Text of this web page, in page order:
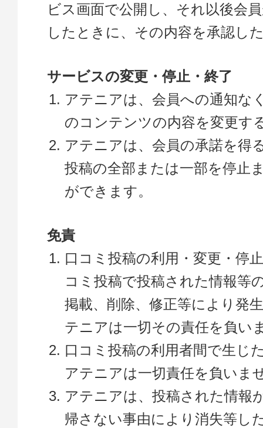
ビス画面で公開し、それ以後会
したときに、その内容を承認し
サービスの変更・停止・終了
アテニアは、会員への通知な
のコンテンツの内容を変更す
アテニアは、会員の承諾を得
投稿の全部または一部を停止
ができます。
免責
口コミ投稿の利用・変更・停
コミ投稿で投稿された情報等
掲載、削除、修正等により発
テニアは一切その責任を負い
口コミ投稿の利用者間で生じ
アテニアは一切責任を負いま
アテニアは、投稿された情報
帰さない事由により消失等し